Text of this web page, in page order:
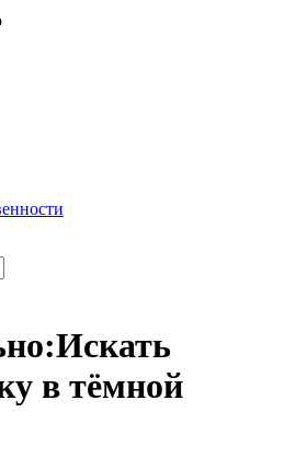
в тёмной